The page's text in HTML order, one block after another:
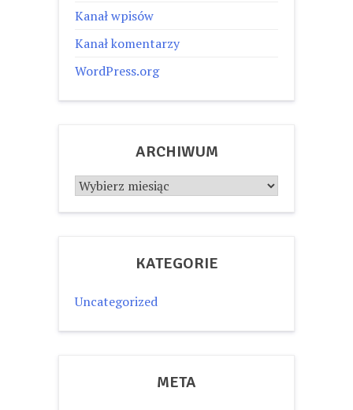
Kanał wpisów
Kanał komentarzy
WordPress.org
ARCHIWUM
Archiwum
KATEGORIE
Uncategorized
META